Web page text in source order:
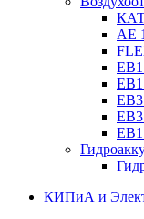
AE
КИПиА и